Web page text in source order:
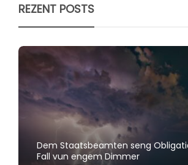
REZENT POSTS
Dem Staatsbeamten seng
Fall vun engem Dimmer